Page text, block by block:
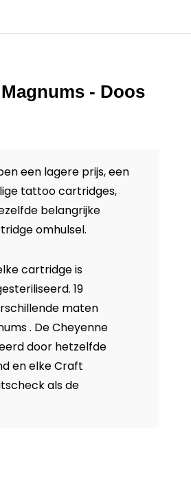
- Doos
een lagere prijs, een
tattoo cartridges,
belangrijke
omhulsel.
cartridge is
19
maten
. De Cheyenne
door hetzelfde
en elke Craft
als de